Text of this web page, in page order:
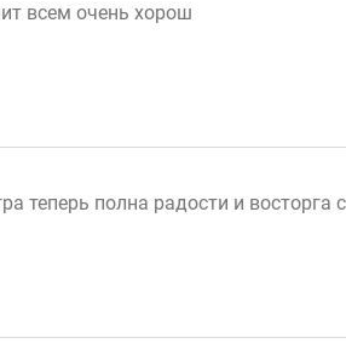
всем очень хорош
теперь полна радости и восторга